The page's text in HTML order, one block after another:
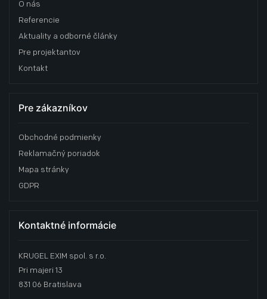
O nás
Referencie
Aktuality a odborné články
Pre projektantov
Kontakt
Pre zákazníkov
Obchodné podmienky
Reklamačný poriadok
Mapa stránky
GDPR
Kontaktné informácie
KRUGEL EXIM spol. s r.o.
Pri majeri 13
831 06 Bratislava